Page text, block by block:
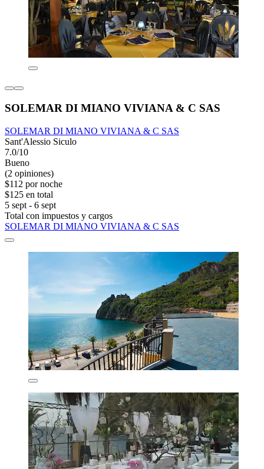
SOLEMAR DI MIANO VIVIANA & C SAS
SOLEMAR DI MIANO VIVIANA & C SAS
Sant'Alessio Siculo
7.0/10
Bueno
(2 opiniones)
$112 por noche
$125 en total
5 sept - 6 sept
Total con impuestos y cargos
SOLEMAR DI MIANO VIVIANA & C SAS